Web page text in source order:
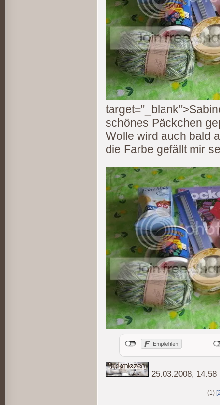
schönes Päckchen
Wolle wird auch bald
die Farbe gefällt mir
25.03.2008, 14.58
(1)